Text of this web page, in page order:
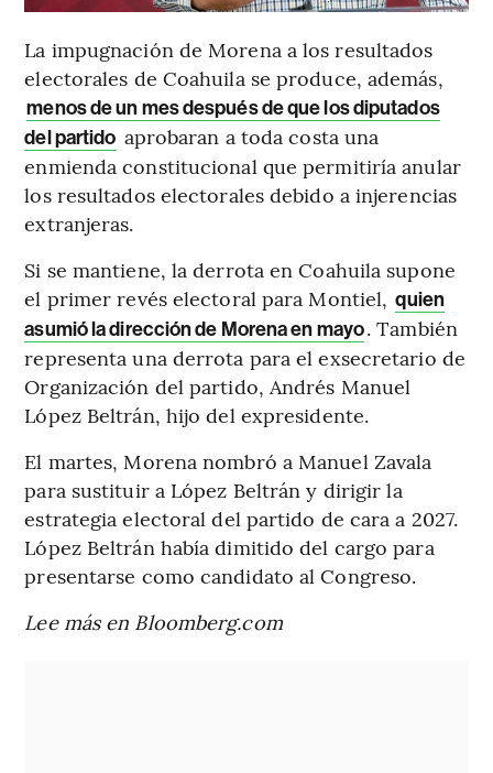
La impugnación de Morena a los resultados
electorales de Coahuila se produce, además,
menos de un mes después de que los diputados
del partido aprobaran a toda costa una
enmienda constitucional que permitiría anular
los resultados electorales debido a injerencias
extranjeras.
Si se mantiene, la derrota en Coahuila supone
el primer revés electoral para Montiel, quien
asumió la dirección de Morena en mayo. También
representa una derrota para el exsecretario de
Organización del partido, Andrés Manuel
López Beltrán, hijo del expresidente.
El martes, Morena nombró a Manuel Zavala
para sustituir a López Beltrán y dirigir la
estrategia electoral del partido de cara a 2027.
López Beltrán había dimitido del cargo para
presentarse como candidato al Congreso.
Lee más en Bloomberg.com